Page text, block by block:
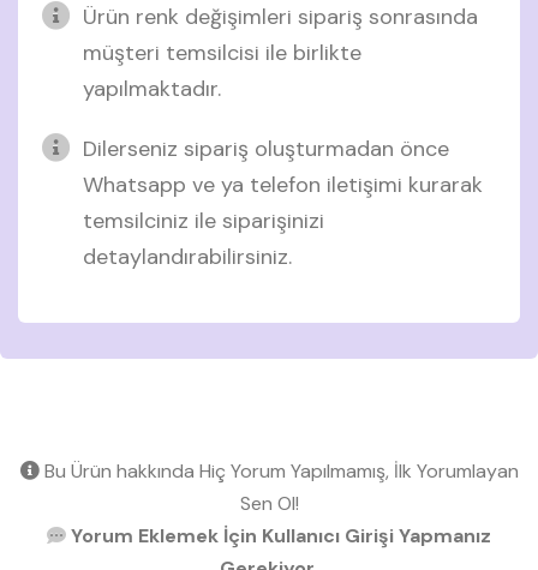
Ürün renk değişimleri sipariş sonrasında
müşteri temsilcisi ile birlikte
yapılmaktadır.
Dilerseniz sipariş oluşturmadan önce
Whatsapp ve ya telefon iletişimi kurarak
temsilciniz ile siparişinizi
detaylandırabilirsiniz.
Bu Ürün hakkında Hiç Yorum Yapılmamış, İlk Yorumlayan
Sen Ol!
Yorum Eklemek İçin Kullanıcı Girişi Yapmanız